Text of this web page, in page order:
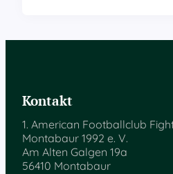
Kontakt
1. American Footballclub
Montabaur 1992 e. V.
Am Alten Galgen 19a
56410 Montabaur